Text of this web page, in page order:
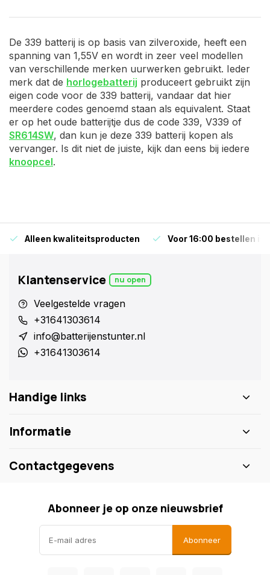
De 339 batterij is op basis van zilveroxide, heeft een
spanning van 1,55V en wordt in zeer veel modellen
van verschillende merken uurwerken gebruikt. Ieder
merk dat de horlogebatterij produceert gebruikt zijn
eigen code voor de 339 batterij, vandaar dat hier
meerdere codes genoemd staan als equivalent. Staat
er op het oude batterijtje dus de code 339, V339 of
SR614SW, dan kun je deze 339 batterij kopen als
vervanger. Is dit niet de juiste, kijk dan eens bij iedere
knoopcel.
Alleen kwaliteitsproducten Voor 16:00 bestellen is
Klantenservice nu open
Veelgestelde vragen
+31641303614
info@batterijenstunter.nl
+31641303614
Handige links
Informatie
Contactgegevens
Abonneer je op onze nieuwsbrief
Abonneer